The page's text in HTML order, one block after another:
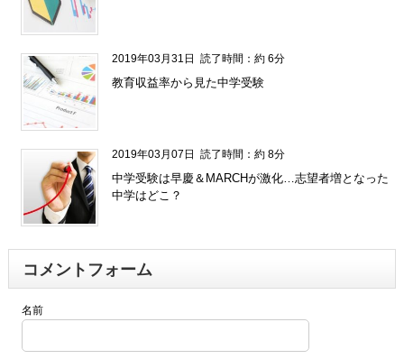
2019年03月31日 読了時間：約 6分
教育収益率から見た中学受験
2019年03月07日 読了時間：約 8分
中学受験は早慶＆MARCHが激化…志望者増となった
中学はどこ？
コメントフォーム
名前